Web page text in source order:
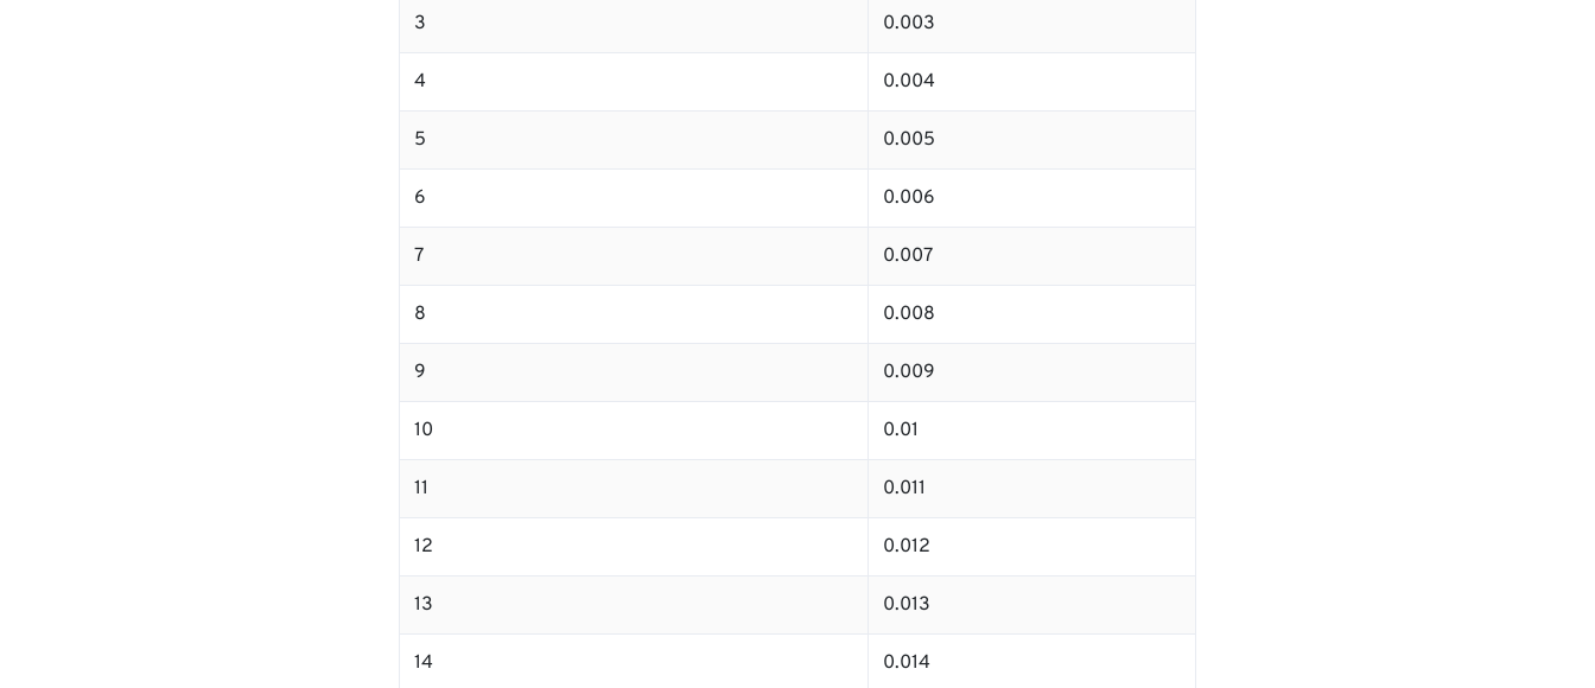
3 0.003
4 0.004
5 0.005
6 0.006
7 0.007
8 0.008
9 0.009
10 0.01
11 0.011
12 0.012
13 0.013
14 0.014